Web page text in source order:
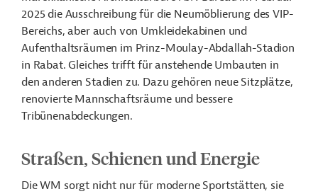
2025 die Ausschreibung für die Neumöblierung des VIP-
Bereichs, aber auch von Umkleidekabinen und
Aufenthaltsräumen im Prinz-Moulay-Abdallah-Stadion
in Rabat. Gleiches trifft für anstehende Umbauten in
den anderen Stadien zu. Dazu gehören neue Sitzplätze,
renovierte Mannschaftsräume und bessere
Tribünenabdeckungen.
Straßen, Schienen und Energie
Die WM sorgt nicht nur für moderne Sportstätten, sie